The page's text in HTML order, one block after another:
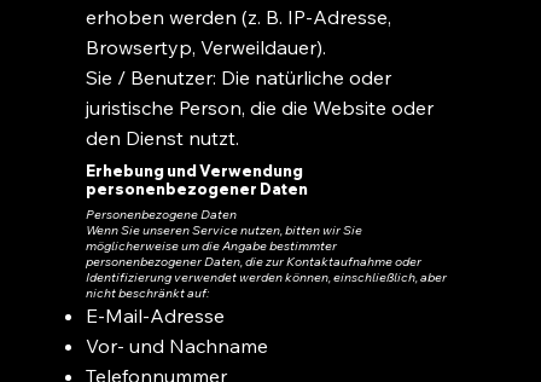
erhoben werden (z. B. IP-Adresse,
Browsertyp, Verweildauer).
Sie / Benutzer: Die natürliche oder
juristische Person, die die Website oder
den Dienst nutzt.
Erhebung und Verwendung
personenbezogener Daten
Personenbezogene Daten
Wenn Sie unseren Service nutzen, bitten wir Sie
möglicherweise um die Angabe bestimmter
personenbezogener Daten, die zur Kontaktaufnahme oder
Identifizierung verwendet werden können, einschließlich, aber
nicht beschränkt auf:
E-Mail-Adresse
Vor- und Nachname
Telefonnummer